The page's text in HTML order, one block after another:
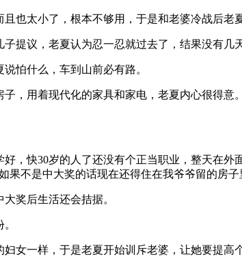
也太小了，根本不够用，于是和老婆冷战后老
提议，老夏认为忍一忍就过去了，结果没有几
怕什么，车到山前必有路。
，用着现代化的家具和家电，老夏内心很得
，快30岁的人了还没有个正当职业，整天在
不是中大奖的话现在还得住在我爷爷留的房
奖后生活还会拮据。
女一样，于是老夏开始训斥老婆，让她要提